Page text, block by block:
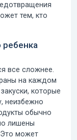
тем, кто
все сложнее.
на каждом
которые
неизбежно
обычно
лишены
может